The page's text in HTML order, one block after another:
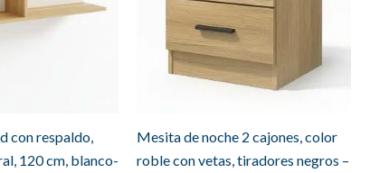
con respaldo,
120 cm, blanco-
Mesita de noche 2 cajones, color
roble con vetas, tiradores negros –